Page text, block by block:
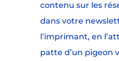
contenu sur les
dans votre
l’imprimant, en
patte d’un pigeon